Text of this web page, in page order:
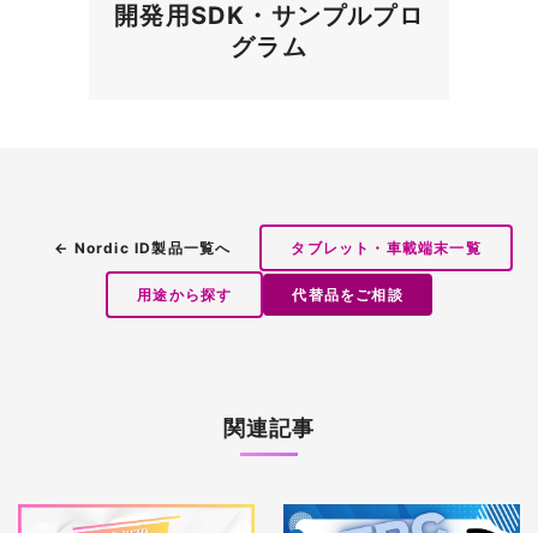
開発用SDK・サンプルプロ
グラム
← Nordic ID製品一覧へ タブレット・車載端末一覧
用途から探す 代替品をご相談
関連記事